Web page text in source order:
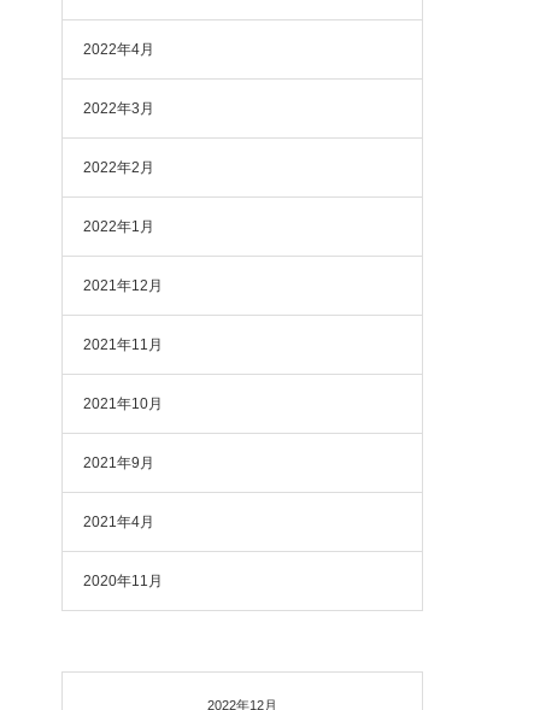
2022年4月
2022年3月
2022年2月
2022年1月
2021年12月
2021年11月
2021年10月
2021年9月
2021年4月
2020年11月
2022年12月